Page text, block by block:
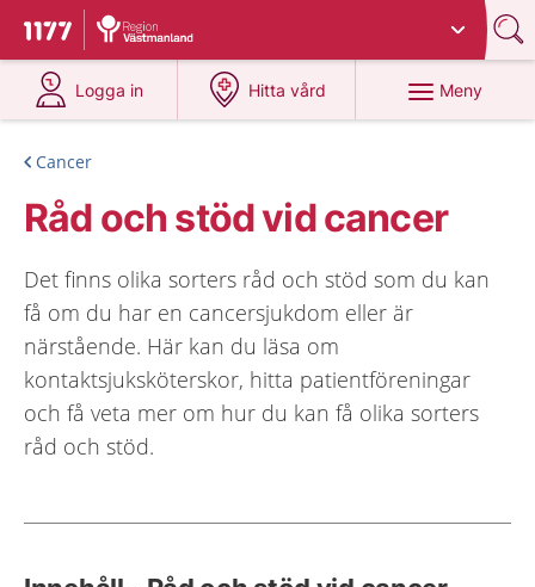
Till startsidan för 1177
Du har valt region
Logga in
på 1177.se
Hitta vård
på 1177.se
Meny
Cancer
Råd och stöd vid cancer
Det finns olika sorters råd och stöd som du kan
få om du har en cancersjukdom eller är
närstående. Här kan du läsa om
kontaktsjuksköterskor, hitta patientföreningar
och få veta mer om hur du kan få olika sorters
råd och stöd.